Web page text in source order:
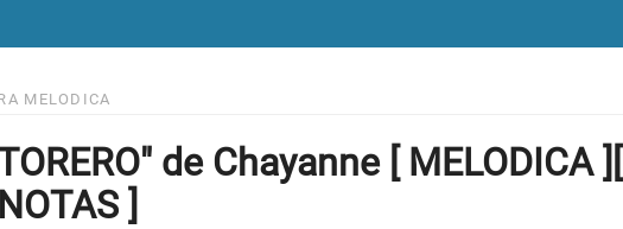
MELODICA
de Chayanne [ MELODICA ][
]